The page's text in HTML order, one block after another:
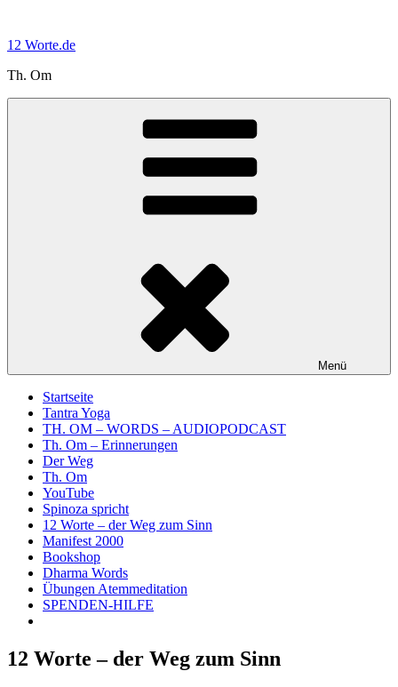
springen
12 Worte.de
Th. Om
Menü
Startseite
Tantra Yoga
TH. OM – WORDS – AUDIOPODCAST
Th. Om – Erinnerungen
Der Weg
Th. Om
YouTube
Spinoza spricht
12 Worte – der Weg zum Sinn
Manifest 2000
Bookshop
Dharma Words
Übungen Atemmeditation
SPENDEN-HILFE
12 Worte – der Weg zum Sinn